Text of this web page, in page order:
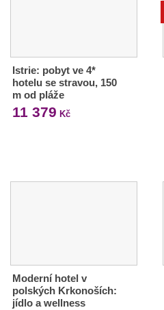
Istrie: pobyt ve 4*
hotelu se stravou, 150
m od pláže
11 379 Kč
Moderní hotel v
polských Krkonoších:
jídlo a wellness